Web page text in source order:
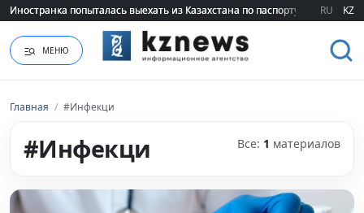
Иностранка попыталась выехать из Казахстана по паспорту сестры
Иностранка попыталась выехать из Казахстана по паспорту сестры
RU KZ
МЕНЮ
Главная / #Инфекци
#Инфекци Все: 1 материалов